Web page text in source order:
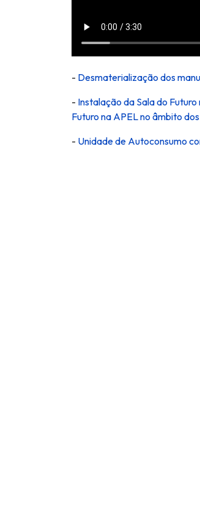
- Desmaterialização dos
- Instalação da Sala do
Futuro na APEL no âmbito
- Unidade de Autoconsumo